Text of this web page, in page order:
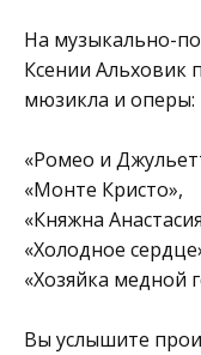
На музыкально-
Ксении Альховик
мюзикла и оперы:
«Ромео и
«Монте Кристо»,
«Княжна
«Холодное
«Хозяйка медной
Вы услышите